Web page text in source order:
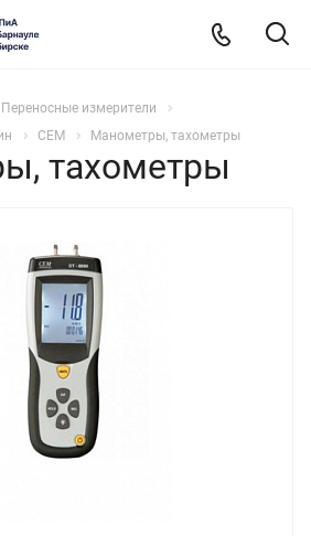
Переносные измерители
CEM Манометры, тахометры
тахометры